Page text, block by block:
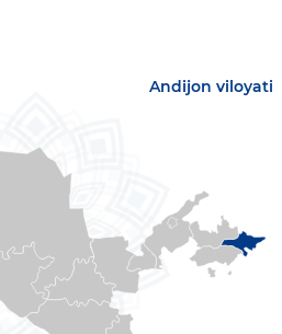
Andijon viloyati